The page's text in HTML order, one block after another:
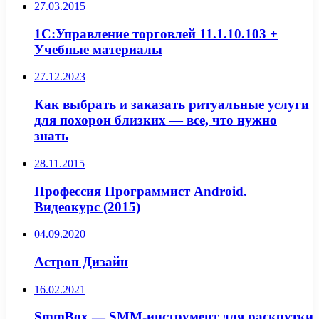
27.03.2015
1С:Управление торговлей 11.1.10.103 +
Учебные материалы
27.12.2023
Как выбрать и заказать ритуальные услуги
для похорон близких — все, что нужно
знать
28.11.2015
Профессия Программист Android.
Видеокурс (2015)
04.09.2020
Астрон Дизайн
16.02.2021